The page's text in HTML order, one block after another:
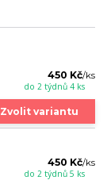
450 Kč/ks
do 2 týdnů 4 ks
Zvolit variantu
450 Kč/ks
do 2 týdnů 5 ks